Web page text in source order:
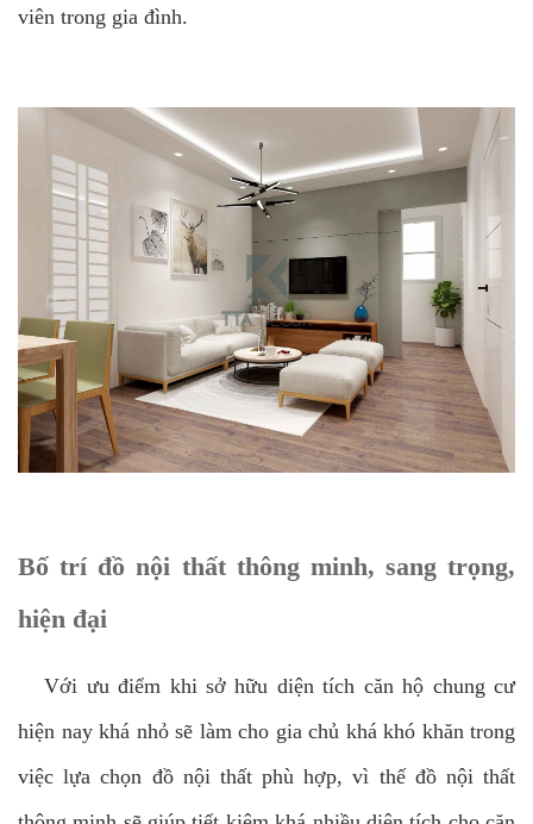
viên trong gia đình.
Bố trí đồ nội thất thông minh, sang trọng,
hiện đại
Với ưu điểm khi sở hữu diện tích căn hộ chung cư
hiện nay khá nhỏ sẽ làm cho gia chủ khá khó khăn trong
việc lựa chọn đồ nội thất phù hợp, vì thế đồ nội thất